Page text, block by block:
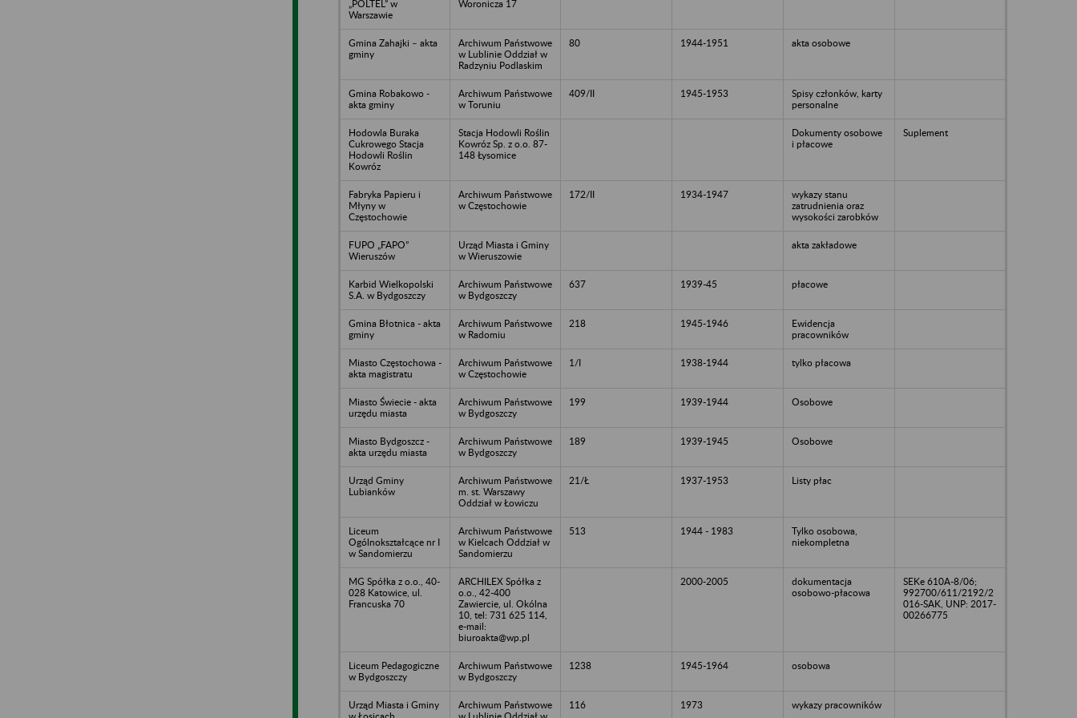
„POLTEL” w
Warszawie
Woronicza 17
Gmina Zahajki – akta
gminy
Archiwum Państwowe
w Lublinie Oddział w
Radzyniu Podlaskim
80 1944-1951 akta osobowe
Gmina Robakowo -
akta gminy
Archiwum Państwowe
w Toruniu
409/II 1945-1953
Spisy członków, karty
personalne
Hodowla Buraka
Cukrowego Stacja
Hodowli Roślin
Kowróz
Stacja Hodowli Roślin
Kowróz Sp. z o.o. 87-
148 Łysomice
Dokumenty osobowe
i płacowe
Suplement
Fabryka Papieru i
Młyny w
Częstochowie
Archiwum Państwowe
w Częstochowie
172/II 1934-1947
wykazy stanu
zatrudnienia oraz
wysokości zarobków
FUPO „FAPO”
Wieruszów
Urząd Miasta i Gminy
w Wieruszowie
akta zakładowe
Karbid Wielkopolski
S.A. w Bydgoszczy
Archiwum Państwowe
w Bydgoszczy
637 1939-45 płacowe
Gmina Błotnica - akta
gminy
Archiwum Państwowe
w Radomiu
218 1945-1946
Ewidencja
pracowników
Miasto Częstochowa -
akta magistratu
Archiwum Państwowe
w Częstochowie
1/I 1938-1944 tylko płacowa
Miasto Świecie - akta
urzędu miasta
Archiwum Państwowe
w Bydgoszczy
199 1939-1944 Osobowe
Miasto Bydgoszcz -
akta urzędu miasta
Archiwum Państwowe
w Bydgoszczy
189 1939-1945 Osobowe
Urząd Gminy
Lubianków
Archiwum Państwowe
m. st. Warszawy
Oddział w Łowiczu
21/Ł 1937-1953 Listy płac
Liceum
Ogólnokształcące nr I
w Sandomierzu
Archiwum Państwowe
w Kielcach Oddział w
Sandomierzu
513 1944 - 1983
Tylko osobowa,
niekompletna
MG Spółka z o.o., 40-
028 Katowice, ul.
Francuska 70
ARCHILEX Spółka z
o.o., 42-400
Zawiercie, ul. Okólna
10, tel: 731 625 114,
e-mail:
biuroakta@wp.pl
2000-2005
dokumentacja
osobowo-płacowa
SEKe 610A-8/06;
992700/611/2192/2
016-SAK, UNP: 2017-
00266775
Liceum Pedagogiczne
w Bydgoszczy
Archiwum Państwowe
w Bydgoszczy
1238 1945-1964 osobowa
Urząd Miasta i Gminy
Archiwum Państwowe
116 1973 wykazy pracowników